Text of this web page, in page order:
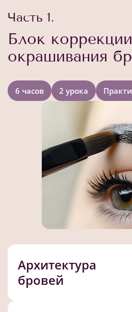
Часть 1.
Блок
окрашивания
6 часов 2 урока
Архитектура
бровей